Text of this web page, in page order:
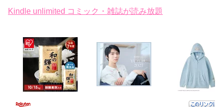
Kindle unlimited コミック・雑誌が読み放題